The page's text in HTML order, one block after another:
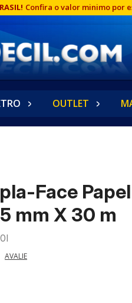
Confira o valor minimo por
OUTLET
Face Papel
mm X 30 m
AVALIE